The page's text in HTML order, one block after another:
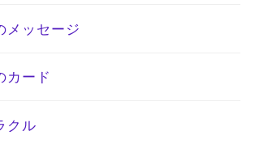
メッセージ
カード
クル